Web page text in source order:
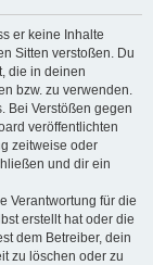
er keine Inhalte
Sitten verstoßen. Du
die in deinen
bzw. zu verwenden.
Bei Verstößen gegen
veröffentlichten
zeitweise oder
und dir ein
Verantwortung für die
erstellt hat oder die
dem Betreiber, dein
zu löschen oder zu